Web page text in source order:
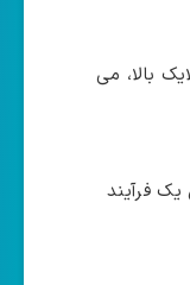
بالا، می
یک فرآیند